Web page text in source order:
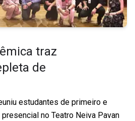
traz
de
estudantes de primeiro e
no Teatro Neiva Pavan